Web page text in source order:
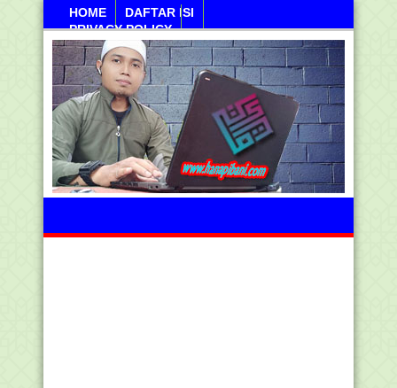
HOME
DAFTAR ISI
PRIVACY POLICY
Sabtu, 08 Agustus 2026